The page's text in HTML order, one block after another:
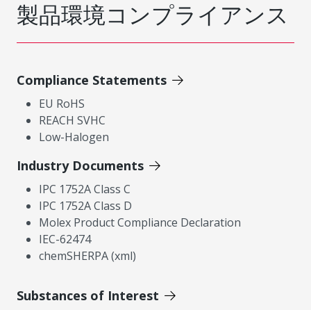
製品環境コンプライアンス
Compliance Statements
EU RoHS
REACH SVHC
Low-Halogen
Industry Documents
IPC 1752A Class C
IPC 1752A Class D
Molex Product Compliance Declaration
IEC-62474
chemSHERPA (xml)
Substances of Interest